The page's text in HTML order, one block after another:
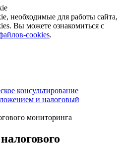
необходимые для работы сайта,
Вы можете ознакомиться с
cookies.
консультирование
и налоговый
мониторинга